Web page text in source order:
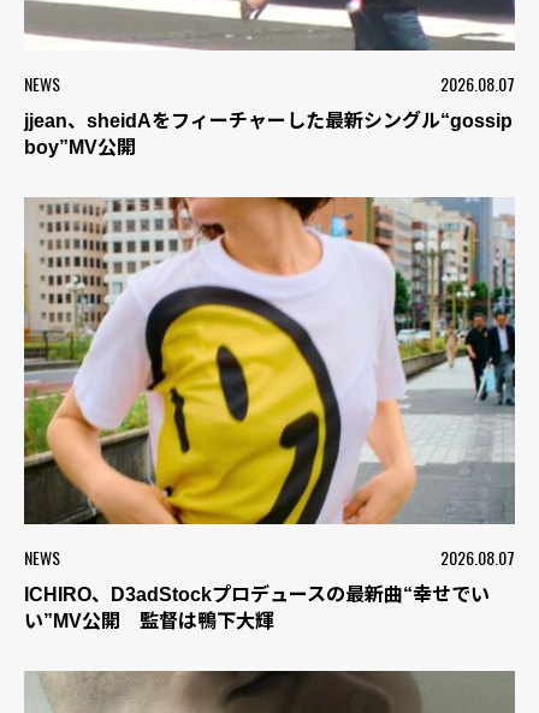
NEWS 2026.08.07
jjean、sheidAをフィーチャーした最新シングル“gossip
boy”MV公開
NEWS 2026.08.07
ICHIRO、D3adStockプロデュースの最新曲“幸せでい
い”MV公開 監督は鴨下大輝